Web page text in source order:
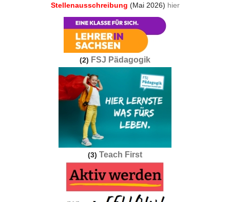
Stellenausschreibung (Mai 2026) hier
(2) FSJ Pädagogik
(3) Teach First